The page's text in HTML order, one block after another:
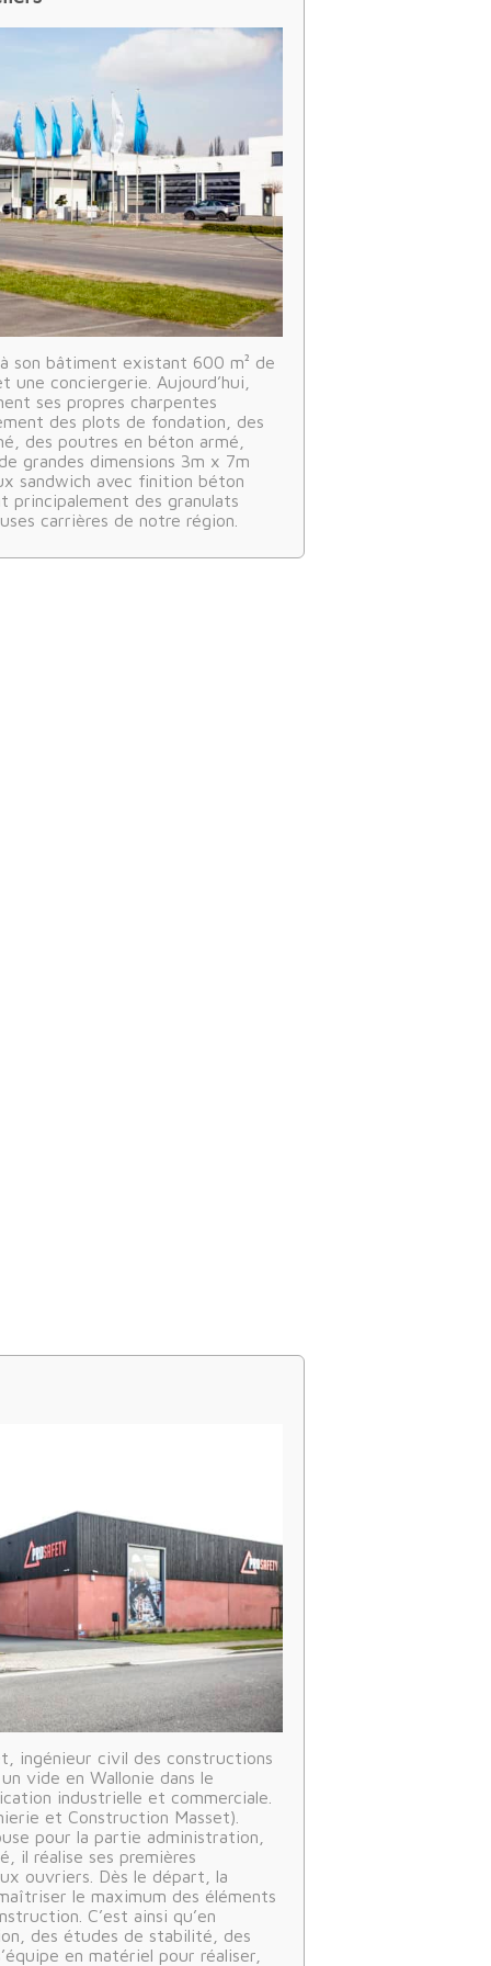
son bâtiment existant 600 m² de
une conciergerie. Aujourd’hui,
ses propres charpentes
des plots de fondation, des
des poutres en béton armé,
grandes dimensions 3m x 7m
sandwich avec finition béton
principalement des granulats
carrières de notre région.
ingénieur civil des constructions
vide en Wallonie dans le
industrielle et commerciale.
et Construction Masset).
pour la partie administration,
il réalise ses premières
ouvriers. Dès le départ, la
le maximum des éléments
C’est ainsi qu’en
des études de stabilité, des
en matériel pour réaliser,